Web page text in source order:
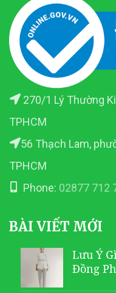
270/1 Lý Thường
TPHCM
56 Thạch Lam,
TPHCM
Phone: 02877 712
BÀI VIẾT MỚI
Lưu Ý
Đồng